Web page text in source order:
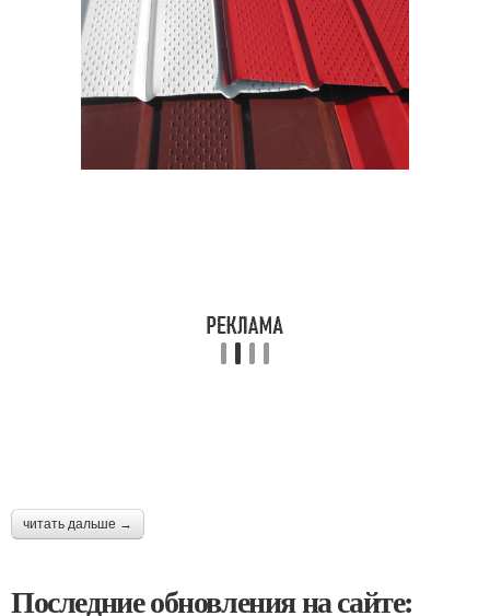
читать дальше →
Последние обновления на сайте: